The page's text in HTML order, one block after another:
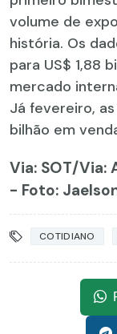
volume de
história. Os
para US$ 1,88
mercado
Já fevereiro,
bilhão em
Via: SOT/Via:
- Foto:
COTIDIANO